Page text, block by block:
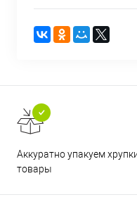
Аккуратно упакуем
товары